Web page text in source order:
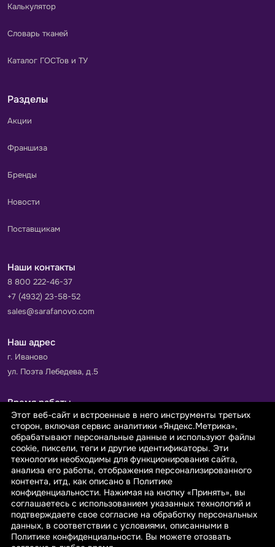
Калькулятор
Словарь тканей
Каталог ГОСТов и ТУ
Разделы
Акции
Франшиза
Бренды
Новости
Поставщикам
Наши контакты
8 800 222-46-37
+7 (4932) 23-58-52
sales@sarafanovo.com
Наш адрес
г. Иваново
ул. Поэта Лебедева, д.5
Время работы
Пн-Пт с 9.00 до 18.00
Сб-Вс: выходной
Принимаем к оплате
© 2026 sarafanovo.com - Интернет-магазин "САРАФАНОВО"
специализируется на производстве, продаже тканей оптом и в
Этот веб-сайт и встроенные в него инструменты третьих
сторон, включая сервис аналитики «Яндекс.Метрика»,
обрабатывают персональные данные и используют файлы
cookie, пиксели, теги и другие идентификаторы. Эти
технологии необходимы для функционирования сайта,
анализа его работы, отображения персонализированного
контента, итд, как описано в Политике
конфиденциальности. Нажимая на кнопку «Принять», вы
соглашаетесь с использованием указанных технологий и
подтверждаете свое согласие на обработку персональных
данных, в соответствии с условиями, описанными в
Политике конфиденциальности. Вы можете отозвать